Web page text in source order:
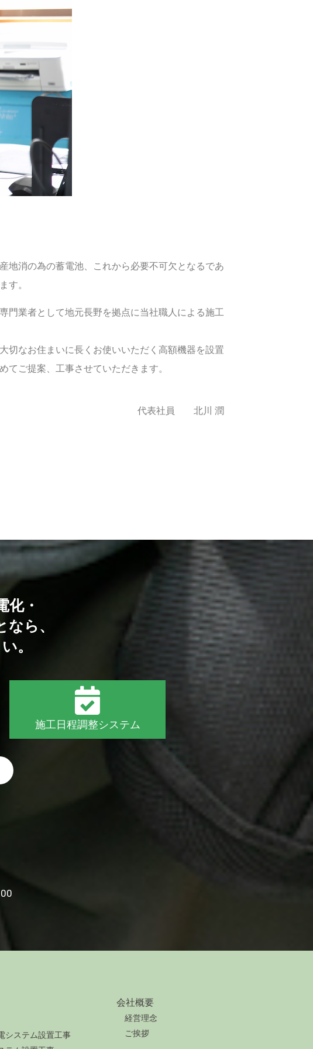
地消の為の蓄電池、これから必要不可欠となるであ
す。
門業者として地元長野を拠点に当社職人による施工
切なお住まいに長くお使いいただく高額機器を設置
ご提案、工事させていただきます。
代表社員 北川 潤
化・
ら、
。
施工日程調整システム
システム設置工事
会社概要
経営理念
ご挨拶